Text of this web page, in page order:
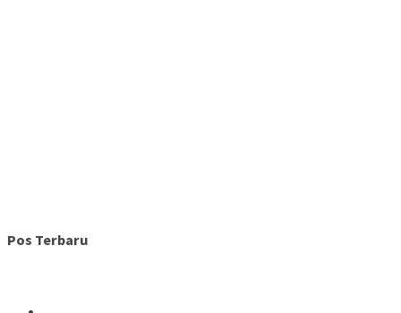
Pos Terbaru